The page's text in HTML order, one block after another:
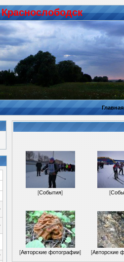
Красноcлободск
Главная
[События] [
[Авторские фотографии] [Авторские